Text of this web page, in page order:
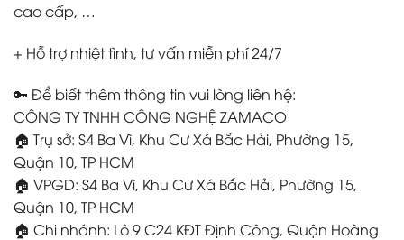
cao cấp, …
+ Hỗ trợ nhiệt tình, tư vấn miễn phí 24/7
🔑 Để biết thêm thông tin vui lòng liên hệ:
CÔNG TY TNHH CÔNG NGHỆ ZAMACO
🏠 Trụ sở: S4 Ba Vì, Khu Cư Xá Bắc Hải, Phường 15,
Quận 10, TP HCM
🏠 VPGD: S4 Ba Vì, Khu Cư Xá Bắc Hải, Phường 15,
Quận 10, TP HCM
🏠 Chi nhánh: Lô 9 C24 KĐT Định Công, Quận Hoàng